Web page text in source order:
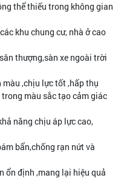
thể thiếu trong không gian
khu chung cư, nhà ở cao
thượng,sàn xe ngoài trời
,chịu lực tốt ,hấp thụ
màu sắc tạo cảm giác
năng chịu áp lực cao,
bẩn,chống rạn nứt và
ổn định ,mang lại hiệu quả